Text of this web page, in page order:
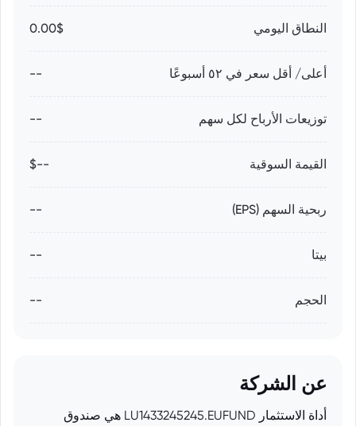
النطاق اليومي 0.00$
أعلى/ أقل سعر في ٥٢ أسبوعًا --
توزيعات الأرباح لكل سهم --
القيمة السوقية --$
ربحية السهم (EPS) --
بيتا --
الحجم --
عن الشركة
أداة الاستثمار LU1433245245.EUFUND هي صندوق